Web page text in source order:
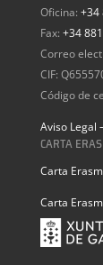
Oficina: +34
Fax: +34
Correo
CIF:
Código de
Aviso Legal
CARTA
Carta
Carta